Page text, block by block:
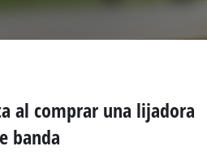
al comprar una lijadora
banda